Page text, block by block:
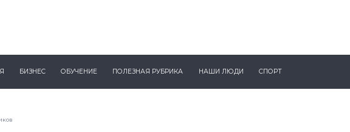
БИЗНЕС ОБУЧЕНИЕ ПОЛЕЗНАЯ РУБРИКА НАШИ ЛЮДИ СПОРТ